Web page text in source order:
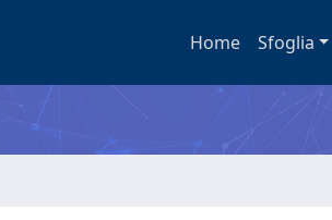
Home Sfoglia